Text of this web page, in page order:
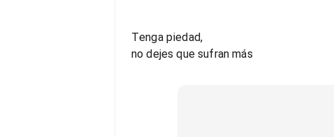
Tenga piedad,
no dejes que sufran más